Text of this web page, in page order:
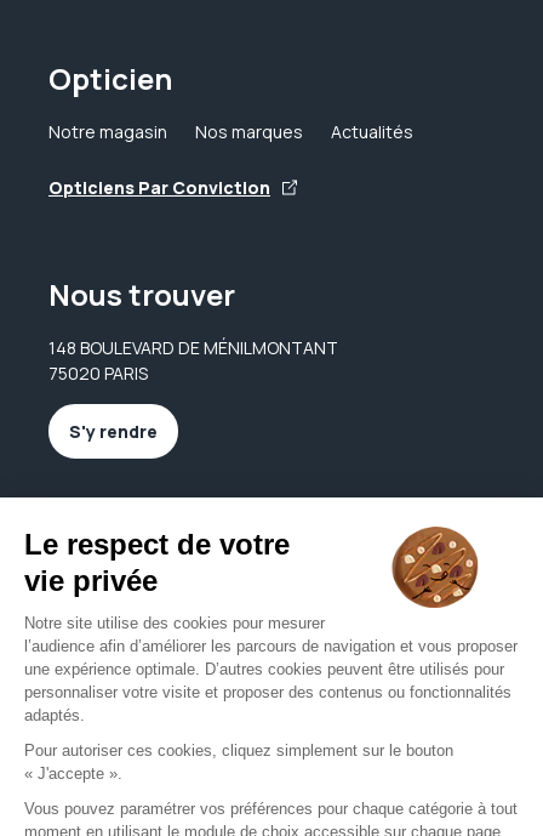
Opticien
Notre magasin Nos marques Actualités
Opticiens Par Conviction
Nous trouver
148 BOULEVARD DE MÉNILMONTANT
75020 PARIS
S'y rendre
Nous contacter
01 47 97 03 81
Nous contacter